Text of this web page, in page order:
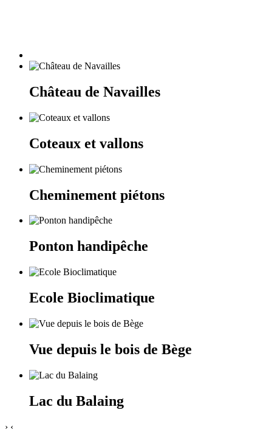
Château de Navailles
Coteaux et vallons
Cheminement piétons
Ponton handipêche
Ecole Bioclimatique
Vue depuis le bois de Bège
Lac du Balaing
› ‹